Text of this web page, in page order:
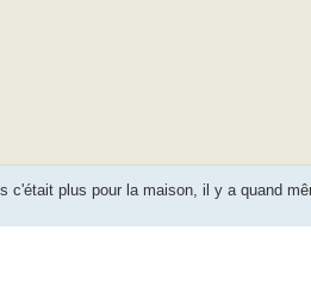
c'était plus pour la maison, il y a quand